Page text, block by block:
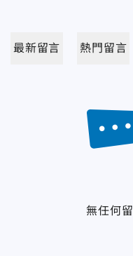
最新留言 熱門留言
無任何